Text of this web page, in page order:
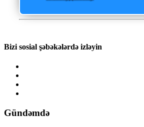
Bizi sosial şəbəkələrdə izləyin
Gündəmdə